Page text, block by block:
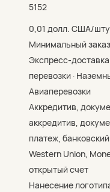
5152
0,01 долл. США/
Минимальный
Экспресс-
перевозки ·
Авиаперевозки
Аккредитив,
аккредитив,
платеж,
Western Union,
открытый счет
Нанесение